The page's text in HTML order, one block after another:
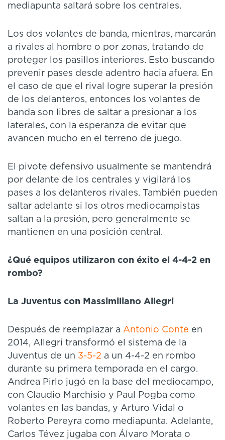
mediapunta saltará sobre los centrales.
Los dos volantes de banda, mientras, marcarán
a rivales al hombre o por zonas, tratando de
proteger los pasillos interiores. Esto buscando
prevenir pases desde adentro hacia afuera. En
el caso de que el rival logre superar la presión
de los delanteros, entonces los volantes de
banda son libres de saltar a presionar a los
laterales, con la esperanza de evitar que
avancen mucho en el terreno de juego.
El pivote defensivo usualmente se mantendrá
por delante de los centrales y vigilará los
pases a los delanteros rivales. También pueden
saltar adelante si los otros mediocampistas
saltan a la presión, pero generalmente se
mantienen en una posición central.
¿Qué equipos utilizaron con éxito el 4-4-2 en
rombo?
La Juventus con Massimiliano Allegri
Después de reemplazar a Antonio Conte en
2014, Allegri transformó el sistema de la
Juventus de un 3-5-2 a un 4-4-2 en rombo
durante su primera temporada en el cargo.
Andrea Pirlo jugó en la base del mediocampo,
con Claudio Marchisio y Paul Pogba como
volantes en las bandas, y Arturo Vidal o
Roberto Pereyra como mediapunta. Adelante,
Carlos Tévez jugaba con Álvaro Morata o